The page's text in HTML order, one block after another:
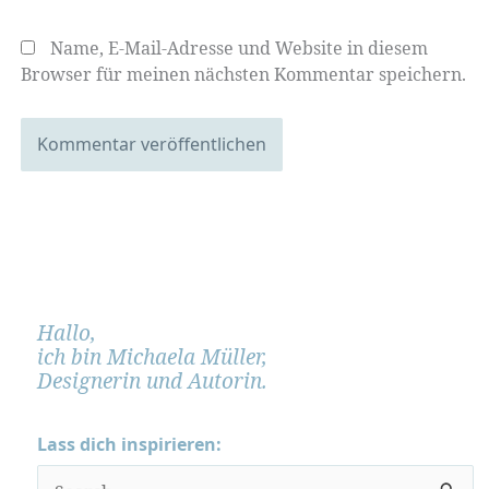
Name, E-Mail-Adresse und Website in diesem
Browser für meinen nächsten Kommentar speichern.
Hallo,
ich bin Michaela Müller,
Designerin und Autorin.
Lass dich inspirieren: